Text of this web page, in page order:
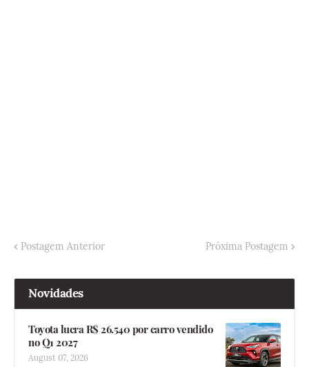
Postagem Anterior Próxima Postagem
Novidades
Toyota lucra R$ 26.540 por carro vendido
no Q1 2027
August 07, 2026